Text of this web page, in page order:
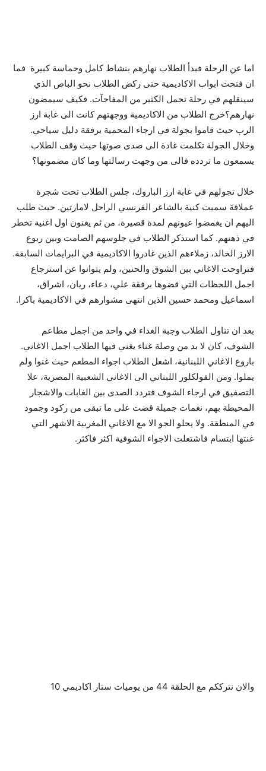
اما عن الرحلة فبدأ الطلاب نهارهم بنشاط كامل وحماسة كبيرة فما
ان فتحت ابواب الاكاديمية حتى ركض الطلاب نحو الباص الذي
سينقلهم في رحلة تحمل الكثير من المفاجآت. فكيف سيمضون
نهارهم؟خرج الطلاب من الاكاديمية ووجهتهم كانت الى غابة ارز
الرب حيث قاموا بجولة في ارجاء المحمية برفقة دليل سياحي.
وخلال الجولة تكلمت غادة الى صدى صوتها حيث وقف الطلاب
يسمعون ما تردده فالى من وجهت رسالتها وما كان مضمونها؟
خلال تجولهم في غابة ارز الباروك، جلس الطلاب تحت شجرة
عملاقة سميت كنية بالشاعر الفرنسي الراحل لامارتين. حيث طلب
اليهم ان يغمضوا عيونهم لمدة قصيرة، من ثم يغنون اول اغنية تخطر
في ذهنهم. كما استذكر الطلاب في جلوسهم الصامت وبين ربوع
الارز الخالد، زملاءهم الذين غادروا الاكاديمية في البرايمات السابقة.
فتراوحت الاغاني بين الشوق والحنين، ولم يتوانوا عن استرجاع
اجمل اللحظات التي قضوها برفقة علي، دعاء، ريان، اشراق،
اسماعيل ومحمد حسين الذين انتهى مشوارهم في الاكاديمية باكرا.
بعد ان تناول الطلاب وجبة الغداء في واحد من اجمل مطاعم
الشوف، كان لا بد من وصلة غناء يغني فيها الطلاب اجمل الاغاني.
باروع الاغاني اللبنانية، اشعل الطلاب اجواء المطعم حيث غنوا ولم
يملوا. ومن الفولكلور اللبناني الى الاغاني الشعبية المصرية، علا
التصفيق في ارجاء الشوف فتردد الصدى بين الغابات والاشجار
المحيطة بهم، نغمات جميلة قضت على ما تبقى من ركود وجمود
في المنطقة. ولا يحلو الجو الا مع الاغاني المغربية الاشهر التي
غنتها ابتسام فاشتعلت الاجواء الشوفية اكثر فاكثر.
والان نترككم مع الحلقة 44 من يوميات ستار اكاديمي 10